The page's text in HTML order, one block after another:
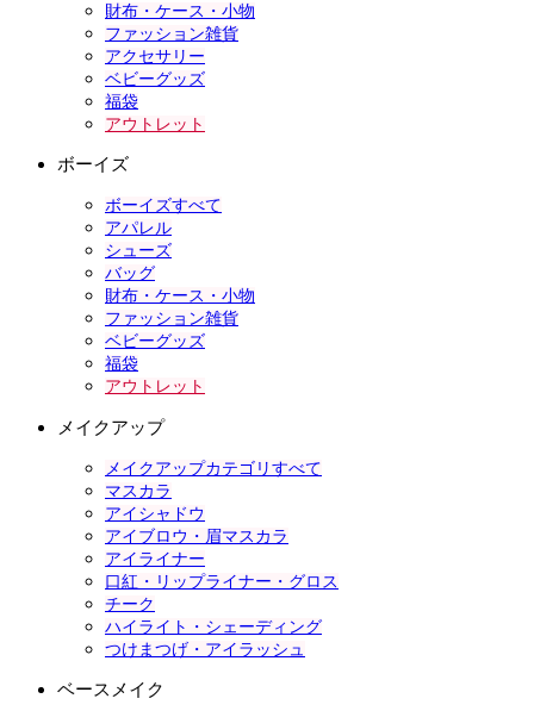
財布・ケース・小物
ファッション雑貨
アクセサリー
ベビーグッズ
福袋
アウトレット
ボーイズ
ボーイズすべて
アパレル
シューズ
バッグ
財布・ケース・小物
ファッション雑貨
ベビーグッズ
福袋
アウトレット
メイクアップ
メイクアップカテゴリすべて
マスカラ
アイシャドウ
アイブロウ・眉マスカラ
アイライナー
口紅・リップライナー・グロス
チーク
ハイライト・シェーディング
つけまつげ・アイラッシュ
ベースメイク